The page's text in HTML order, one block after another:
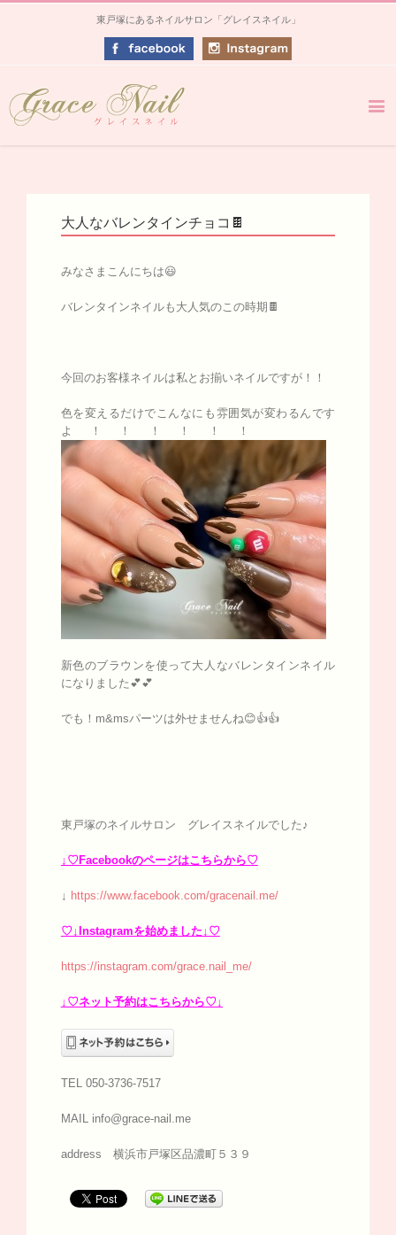
東戸塚にあるネイルサロン「グレイスネイル」
大人なバレンタインチョコ🍫
みなさまこんにちは😃
バレンタインネイルも大人気のこの時期🍫
今回のお客様ネイルは私とお揃いネイルですが！！
色を変えるだけでこんなにも雰囲気が変わるんです
よ！！！！！！
新色のブラウンを使って大人なバレンタインネイル
になりました💕💕
でも！m&msパーツは外せませんね😊👍👍
東戸塚のネイルサロン グレイスネイルでした♪
↓♡Facebookのページはこちらから♡
↓ https://www.facebook.com/gracenail.me/
♡↓Instagramを始めました↓♡
https://instagram.com/grace.nail_me/
↓♡ネット予約はこちらから♡↓
TEL 050-3736-7517
MAIL info@grace-nail.me
address 横浜市戸塚区品濃町５３９